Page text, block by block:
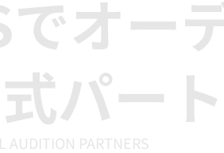
でオー
パー
AUDITION PARTNERS